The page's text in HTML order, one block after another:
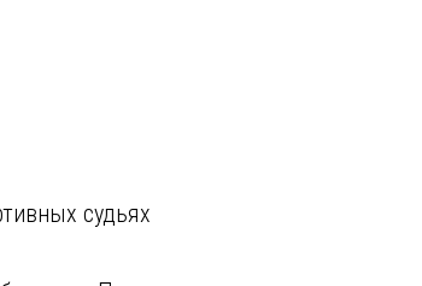
судьях